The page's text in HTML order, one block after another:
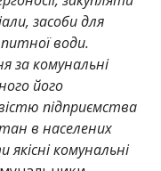
засоби для
води.
за комунальні
його
підприємства
в населених
комунальні